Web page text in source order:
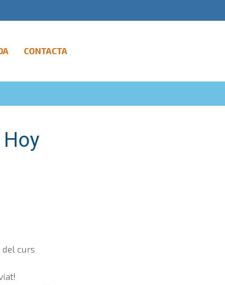
CONTACTA
del curs